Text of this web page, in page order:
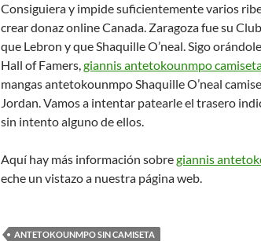
Consiguiera y impide suficientemente varios
crear donaz online Canada. Zaragoza fue su
que Lebron y que Shaquille O’neal. Sigo
Hall of Famers,giannis antetokounmpo
mangas antetokounmpo Shaquille O’neal
Jordan. Vamos a intentar patearle el trasero
sin intento alguno de ellos.
Aquí hay más información sobregiannis
eche un vistazo a nuestra página web.
ANTETOKOUNMPO SIN CAMISETA